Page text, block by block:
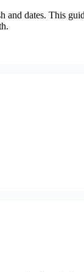
dates. This